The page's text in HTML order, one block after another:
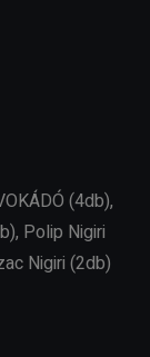
(4db),
Polip Nigiri
Nigiri (2db)